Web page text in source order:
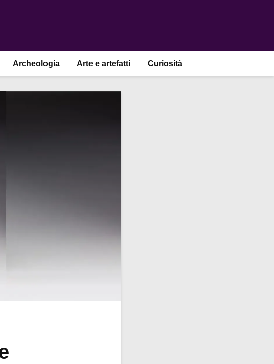
Archeologia Arte e artefatti Curiosità